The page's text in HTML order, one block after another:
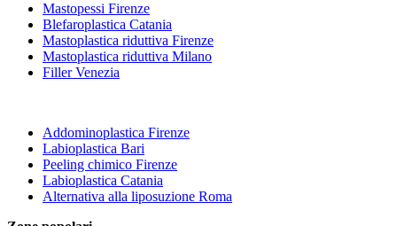
Mastopessi Firenze
Blefaroplastica Catania
Mastoplastica riduttiva Firenze
Mastoplastica riduttiva Milano
Filler Venezia
Addominoplastica Firenze
Labioplastica Bari
Peeling chimico Firenze
Labioplastica Catania
Alternativa alla liposuzione Roma